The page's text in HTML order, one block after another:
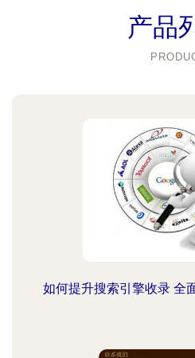
产品
如何提升搜索引擎收录 全